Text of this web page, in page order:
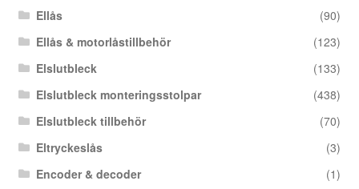
Ellås
(90)
Ellås & motorlåstillbehör
(123)
Elslutbleck
(133)
Elslutbleck monteringsstolpar
(438)
Elslutbleck tillbehör
(70)
Eltryckeslås
(3)
Encoder & decoder
(1)